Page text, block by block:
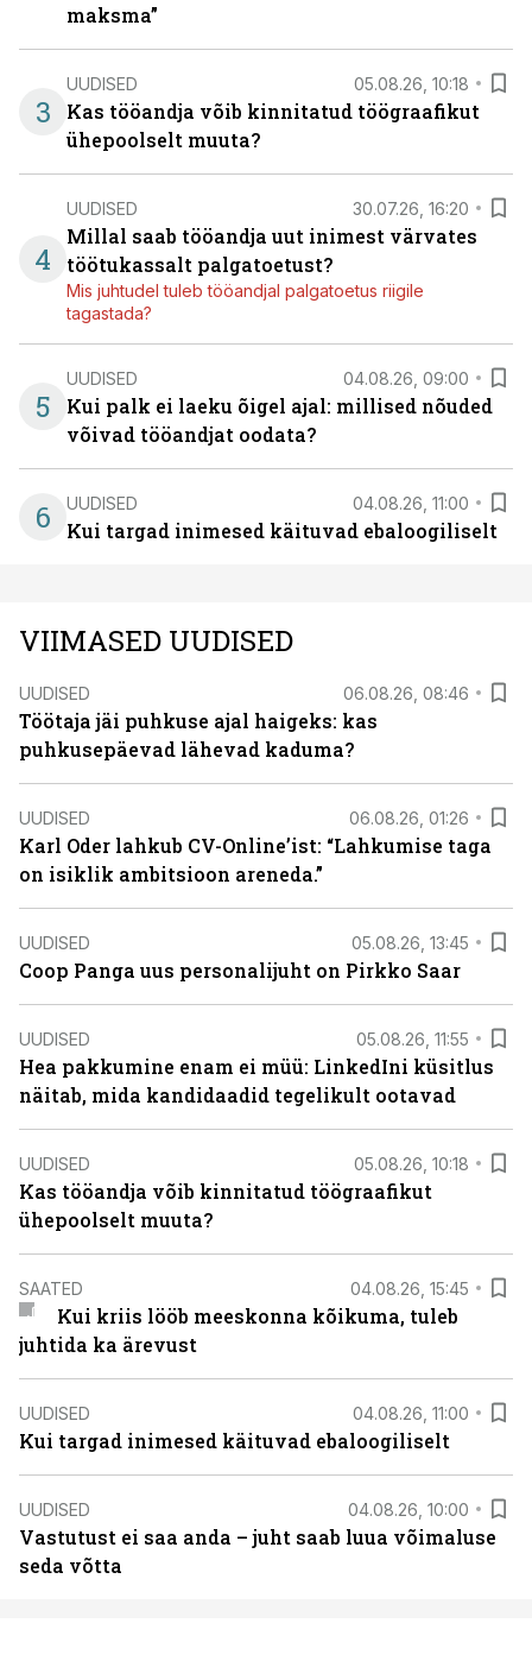
maksma”
3
UUDISED 05.08.26, 10:18
Kas tööandja võib kinnitatud töögraafikut
ühepoolselt muuta?
4
UUDISED 30.07.26, 16:20
Millal saab tööandja uut inimest värvates
töötukassalt palgatoetust?
Mis juhtudel tuleb tööandjal palgatoetus riigile
tagastada?
5
UUDISED 04.08.26, 09:00
Kui palk ei laeku õigel ajal: millised nõuded
võivad tööandjat oodata?
6 UUDISED 04.08.26, 11:00
Kui targad inimesed käituvad ebaloogiliselt
VIIMASED UUDISED
UUDISED 06.08.26, 08:46
Töötaja jäi puhkuse ajal haigeks: kas
puhkusepäevad lähevad kaduma?
UUDISED 06.08.26, 01:26
Karl Oder lahkub CV-Online’ist: “Lahkumise taga
on isiklik ambitsioon areneda.”
UUDISED 05.08.26, 13:45
Coop Panga uus personalijuht on Pirkko Saar
UUDISED 05.08.26, 11:55
Hea pakkumine enam ei müü: LinkedIni küsitlus
näitab, mida kandidaadid tegelikult ootavad
UUDISED 05.08.26, 10:18
Kas tööandja võib kinnitatud töögraafikut
ühepoolselt muuta?
SAATED 04.08.26, 15:45
Kui kriis lööb meeskonna kõikuma, tuleb
juhtida ka ärevust
UUDISED 04.08.26, 11:00
Kui targad inimesed käituvad ebaloogiliselt
UUDISED 04.08.26, 10:00
Vastutust ei saa anda – juht saab luua võimaluse
seda võtta